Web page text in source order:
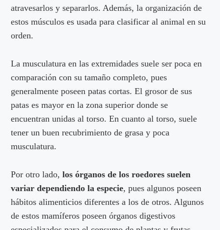
atravesarlos y separarlos. Además, la organización de
estos músculos es usada para clasificar al animal en su
orden.
La musculatura en las extremidades suele ser poca en
comparación con su tamaño completo, pues
generalmente poseen patas cortas. El grosor de sus
patas es mayor en la zona superior donde se
encuentran unidas al torso. En cuanto al torso, suele
tener un buen recubrimiento de grasa y poca
musculatura.
Por otro lado,los órganos de los roedores suelen
variar dependiendo la especie, pues algunos poseen
hábitos alimenticios diferentes a los de otros. Algunos
de estos mamíferos poseen órganos digestivos